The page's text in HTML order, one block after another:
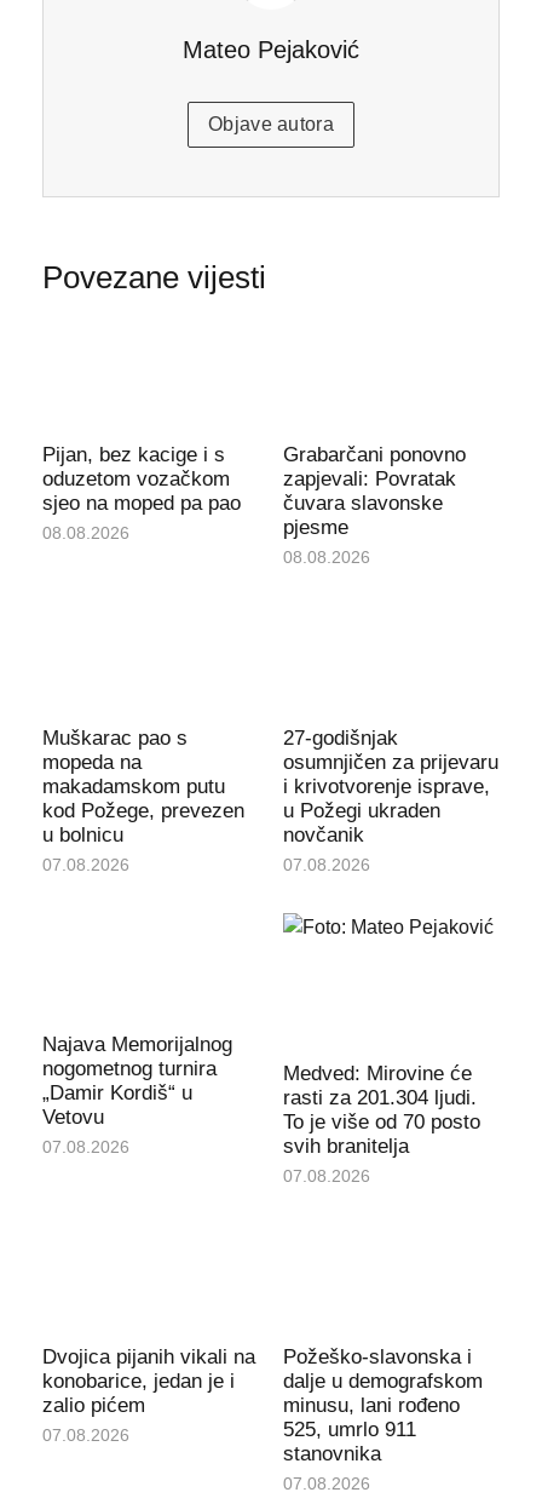
Mateo Pejaković
Objave autora
Povezane vijesti
Pijan, bez kacige i s
oduzetom vozačkom
sjeo na moped pa pao
08.08.2026
Grabarčani ponovno
zapjevali: Povratak
čuvara slavonske
pjesme
08.08.2026
Muškarac pao s
mopeda na
makadamskom putu
kod Požege, prevezen
u bolnicu
07.08.2026
27-godišnjak
osumnjičen za prijevaru
i krivotvorenje isprave,
u Požegi ukraden
novčanik
07.08.2026
Najava Memorijalnog
nogometnog turnira
„Damir Kordiš“ u
Vetovu
07.08.2026
Medved: Mirovine će
rasti za 201.304 ljudi.
To je više od 70 posto
svih branitelja
07.08.2026
Dvojica pijanih vikali na
konobarice, jedan je i
zalio pićem
07.08.2026
Požeško-slavonska i
dalje u demografskom
minusu, lani rođeno
525, umrlo 911
stanovnika
07.08.2026